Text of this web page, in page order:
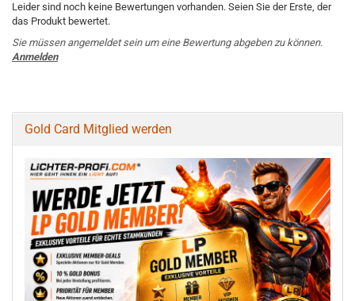
Leider sind noch keine Bewertungen vorhanden. Seien Sie der Erste, der
das Produkt bewertet.
Sie müssen angemeldet sein um eine Bewertung abgeben zu können.
Anmelden
Gold Card Mitglied werden